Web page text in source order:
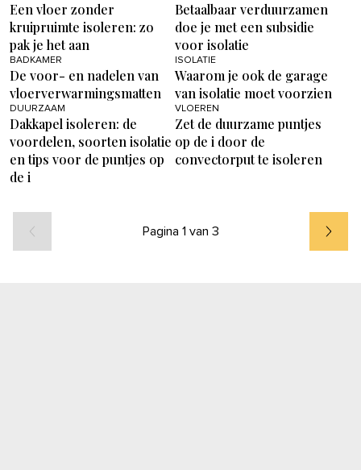
Een vloer zonder
kruipruimte isoleren: zo
pak je het aan
Betaalbaar verduurzamen
doe je met een subsidie
voor isolatie
BADKAMER
De voor- en nadelen van
vloerverwarmingsmatten
ISOLATIE
Waarom je ook de garage
van isolatie moet voorzien
DUURZAAM
Dakkapel isoleren: de
voordelen, soorten isolatie
en tips voor de puntjes op
de i
VLOEREN
Zet de duurzame puntjes
op de i door de
convectorput te isoleren
Pagina 1 van 3